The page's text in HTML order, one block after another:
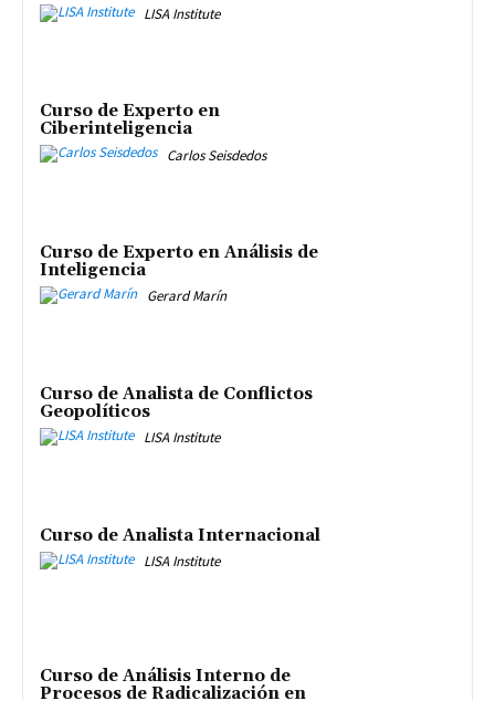
LISA Institute
Curso de Experto en
Ciberinteligencia
Carlos Seisdedos
Curso de Experto en Análisis de
Inteligencia
Gerard Marín
Curso de Analista de Conflictos
Geopolíticos
LISA Institute
Curso de Analista Internacional
LISA Institute
Curso de Análisis Interno de
Procesos de Radicalización en